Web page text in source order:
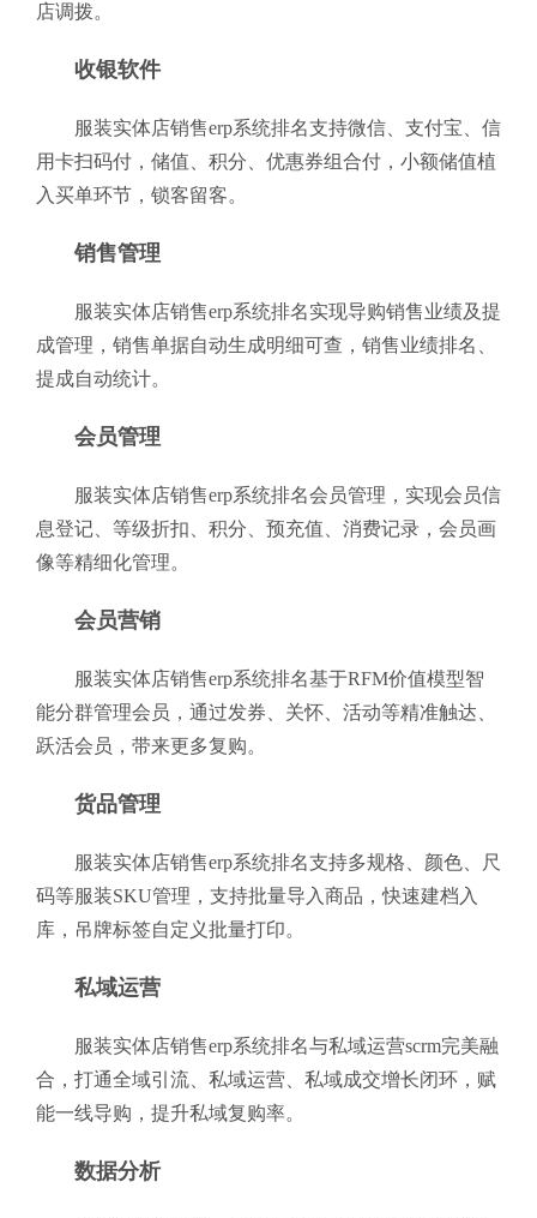
店调拨。
收银软件
服装实体店销售erp系统排名支持微信、支付宝、信
用卡扫码付，储值、积分、优惠券组合付，小额储值植
入买单环节，锁客留客。
销售管理
服装实体店销售erp系统排名实现导购销售业绩及提
成管理，销售单据自动生成明细可查，销售业绩排名、
提成自动统计。
会员管理
服装实体店销售erp系统排名会员管理，实现会员信
息登记、等级折扣、积分、预充值、消费记录，会员画
像等精细化管理。
会员营销
服装实体店销售erp系统排名基于RFM价值模型智
能分群管理会员，通过发券、关怀、活动等精准触达、
跃活会员，带来更多复购。
货品管理
服装实体店销售erp系统排名支持多规格、颜色、尺
码等服装SKU管理，支持批量导入商品，快速建档入
库，吊牌标签自定义批量打印。
私域运营
服装实体店销售erp系统排名与私域运营scrm完美融
合，打通全域引流、私域运营、私域成交增长闭环，赋
能一线导购，提升私域复购率。
数据分析